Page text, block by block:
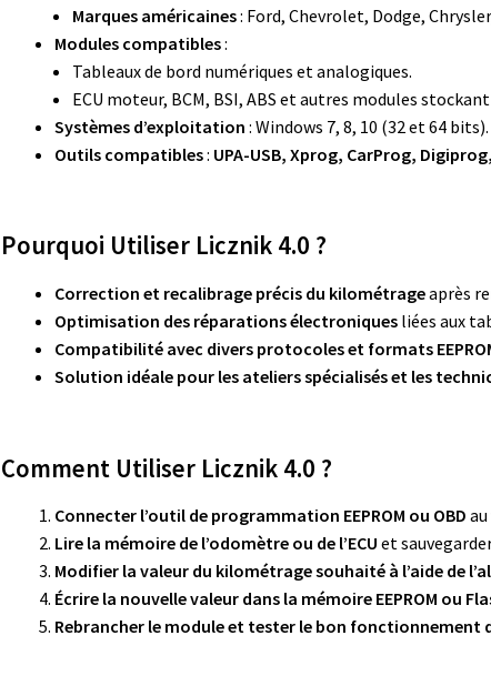
Marques américaines: Ford, Chevrolet, Dodge,
Modules compatibles:
Tableaux de bord numériques et analogiques.
ECU moteur, BCM, BSI, ABS et autres modules
Systèmes d’exploitation : Windows 7, 8, 10 (32 et 64 bits).
Outils compatibles: UPA-USB, Xprog, CarProg,
Pourquoi Utiliser Licznik 4.0 ?
Correction et recalibrage précis du kilométrageaprès
Optimisation des réparations électroniques liées aux
Compatibilité avec divers protocoles et formats
Solution idéale pour les ateliers spécialisés et les
Comment Utiliser Licznik 4.0 ?
Connecter l’outil de programmation EEPROM ou OBD
Lire la mémoire de l’odomètre ou de l’ECU et
Modifier la valeur du kilométrage souhaité à l’aide de
Écrire la nouvelle valeur dans la mémoire EEPROM ou
Rebrancher le module et tester le bon fonctionnement